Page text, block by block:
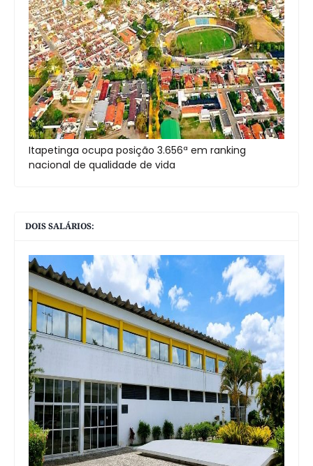
Itapetinga ocupa posição 3.656ª em ranking
nacional de qualidade de vida
DOIS SALÁRIOS: